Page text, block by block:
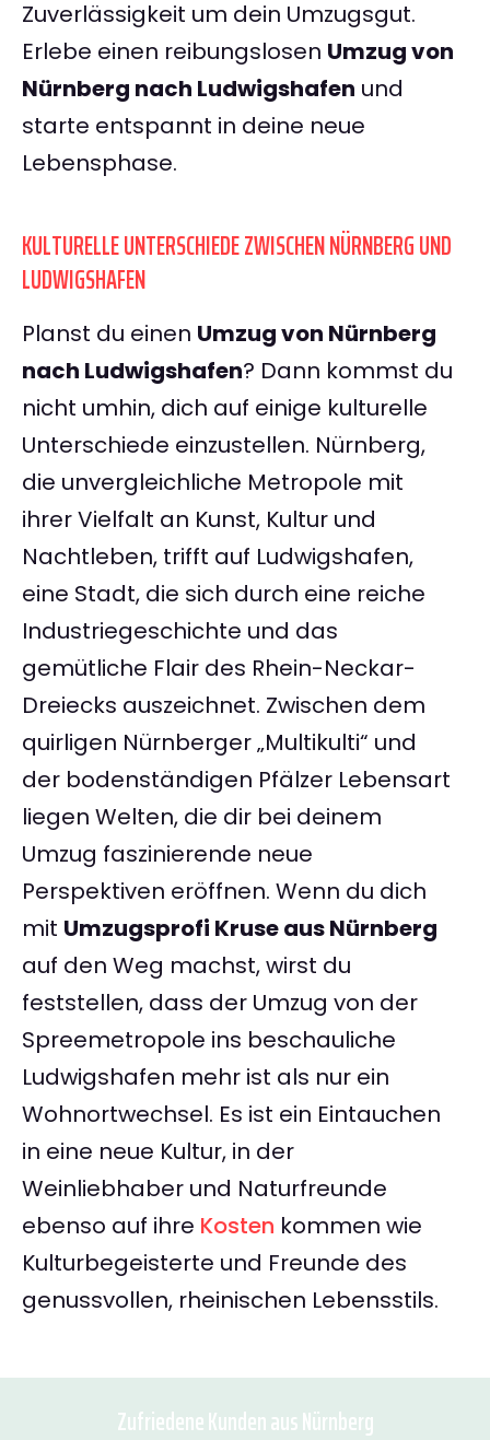
Zuverlässigkeit um dein Umzugsgut.
Erlebe einen reibungslosen Umzug von
Nürnberg nach Ludwigshafen und
starte entspannt in deine neue
Lebensphase.
KULTURELLE UNTERSCHIEDE ZWISCHEN NÜRNBERG UND
LUDWIGSHAFEN
Planst du einen Umzug von Nürnberg
nach Ludwigshafen? Dann kommst du
nicht umhin, dich auf einige kulturelle
Unterschiede einzustellen. Nürnberg,
die unvergleichliche Metropole mit
ihrer Vielfalt an Kunst, Kultur und
Nachtleben, trifft auf Ludwigshafen,
eine Stadt, die sich durch eine reiche
Industriegeschichte und das
gemütliche Flair des Rhein-Neckar-
Dreiecks auszeichnet. Zwischen dem
quirligen Nürnberger „Multikulti“ und
der bodenständigen Pfälzer Lebensart
liegen Welten, die dir bei deinem
Umzug faszinierende neue
Perspektiven eröffnen. Wenn du dich
mit Umzugsprofi Kruse aus Nürnberg
auf den Weg machst, wirst du
feststellen, dass der Umzug von der
Spreemetropole ins beschauliche
Ludwigshafen mehr ist als nur ein
Wohnortwechsel. Es ist ein Eintauchen
in eine neue Kultur, in der
Weinliebhaber und Naturfreunde
ebenso auf ihre Kosten kommen wie
Kulturbegeisterte und Freunde des
genussvollen, rheinischen Lebensstils.
Zufriedene Kunden aus Nürnberg